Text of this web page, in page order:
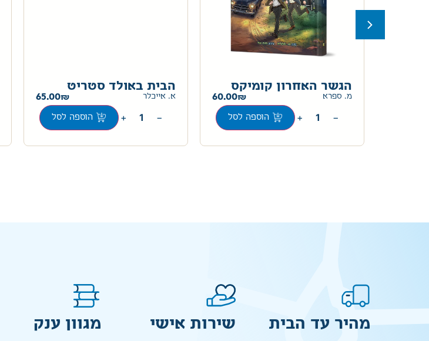
הגשר האחרון קומיקס
מ. ספרא 60.00
−
+ הוספה לסל
הבית באולד סטריט
א. אייכלר 65.00
−
+ הוספה לסל
מהיר עד הבית שירות אישי מגוון ענק